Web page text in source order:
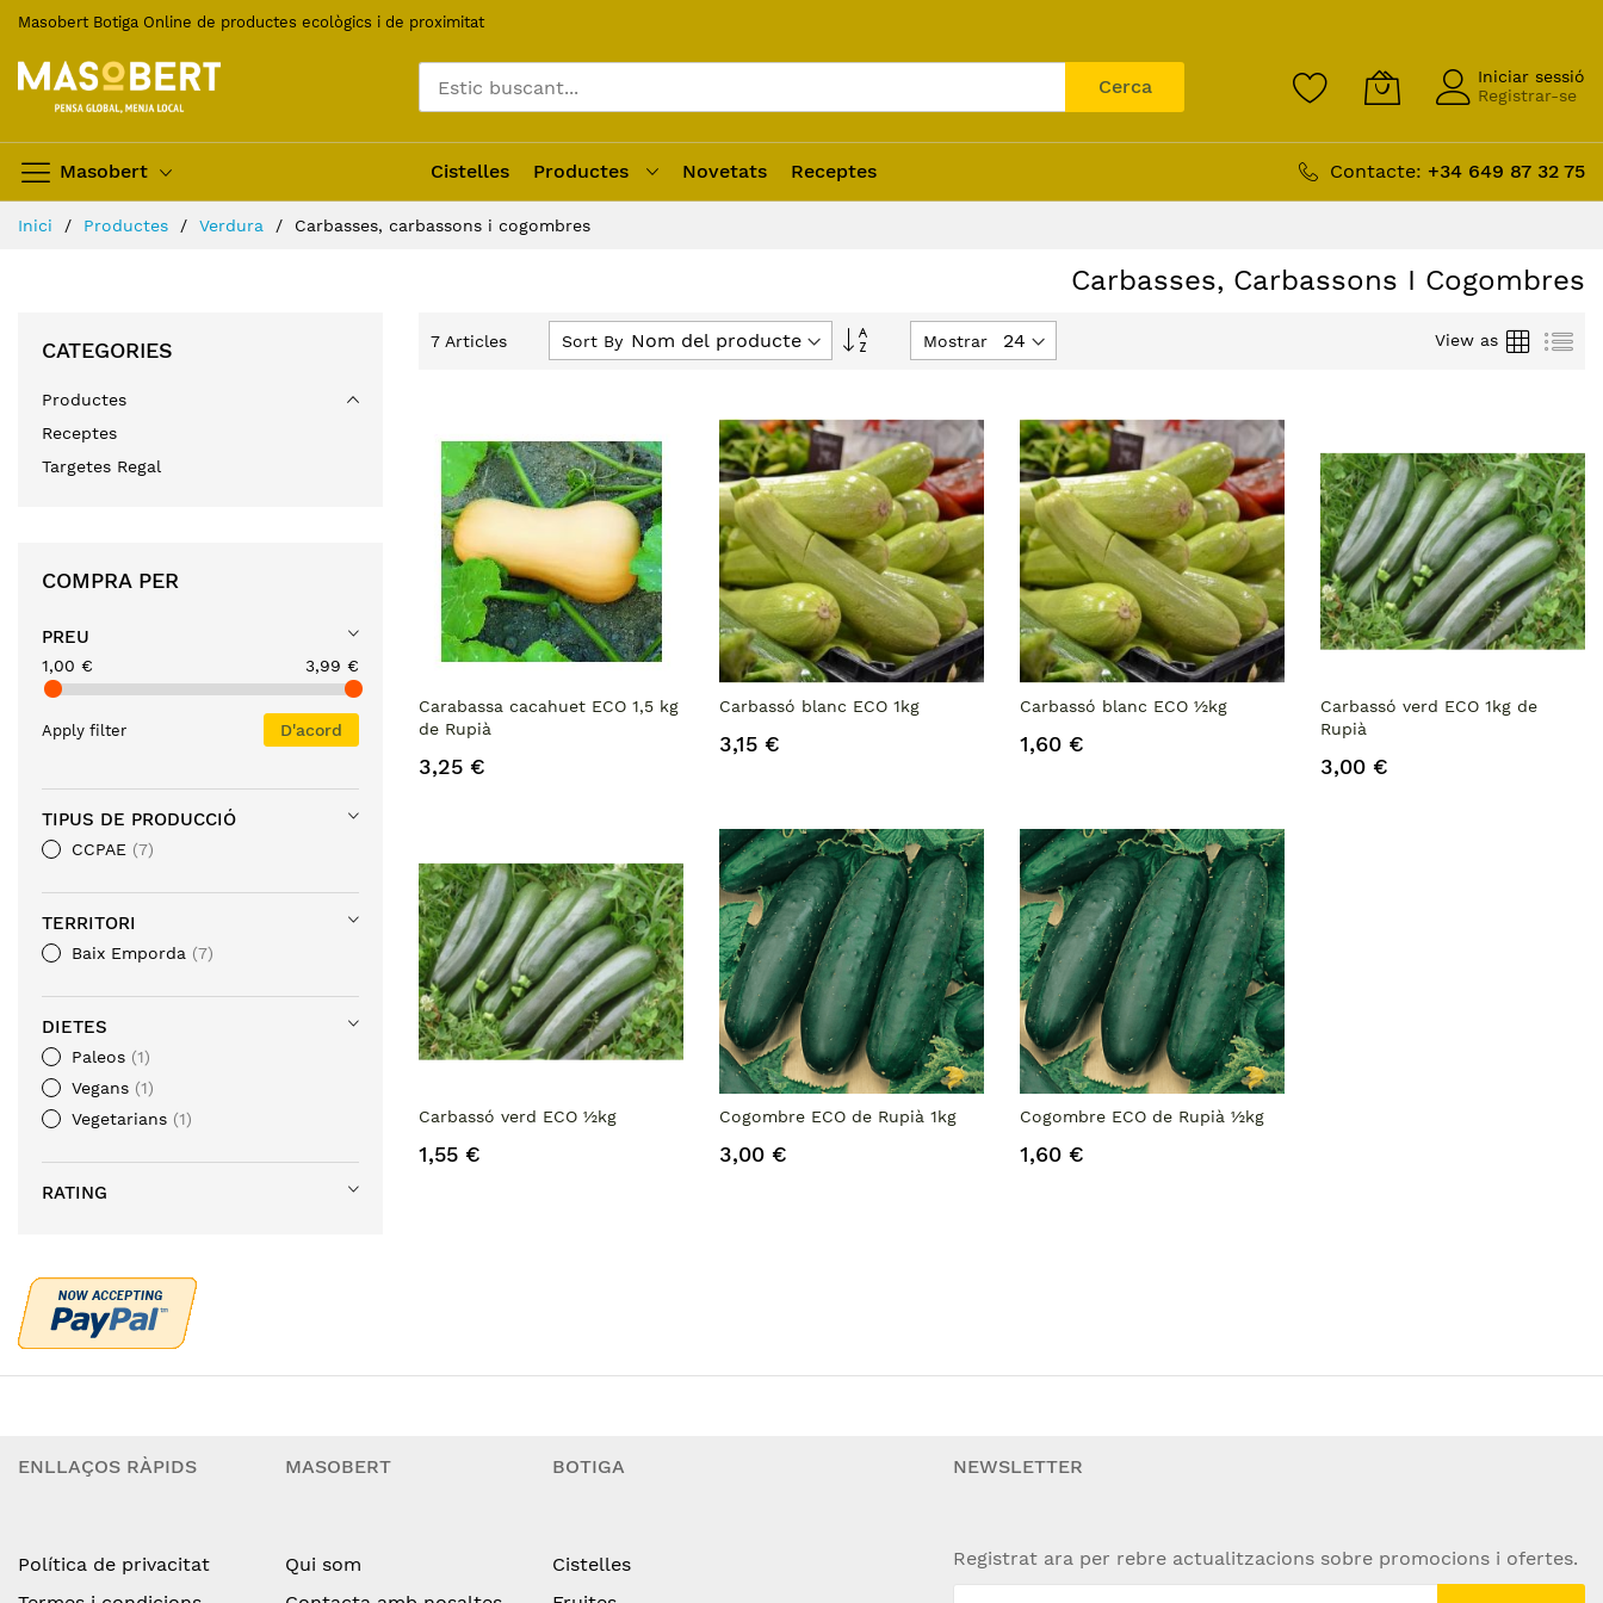
Skip
Content
Masobert Botiga Online de productes ecològics i de proximitat
Masobert
Cerca
Iniciar sessió
Registrar-se
Cistelles Productes Novetats Receptes Contacte: +34 649 87 32 75
Inici Productes Verdura Carbasses, carbassons i cogombres
Carbasses, Carbassons I Cogombres
7 Articles Sort By
Fixar
Mostrar View as Graella
Carabassa cacahuet ECO 1,5 kg
de Rupià
3,25 €
Carbassó blanc ECO 1kg
3,15 €
Carbassó blanc ECO ½kg
1,60 €
Carbassó verd ECO 1kg de
Rupià
3,00 €
Carbassó verd ECO ½kg
1,55 €
Cogombre ECO de Rupià 1kg
3,00 €
Cogombre ECO de Rupià ½kg
1,60 €
CATEGORIES
Productes
Receptes
Targetes Regal
COMPRA PER
PREU
1,00 € 3,99 €
Apply filter D'acord
TIPUS DE PRODUCCIÓ
CCPAE 7
TERRITORI
Baix Emporda 7
DIETES
Paleos
1
Vegans
1
Vegetarians
1
RATING
ENLLAÇOS RÀPIDS
Política de privacitat
MASOBERT
Qui som
BOTIGA
Cistelles
NEWSLETTER
Registrat ara per rebre actualitzacions sobre promocions i ofertes.